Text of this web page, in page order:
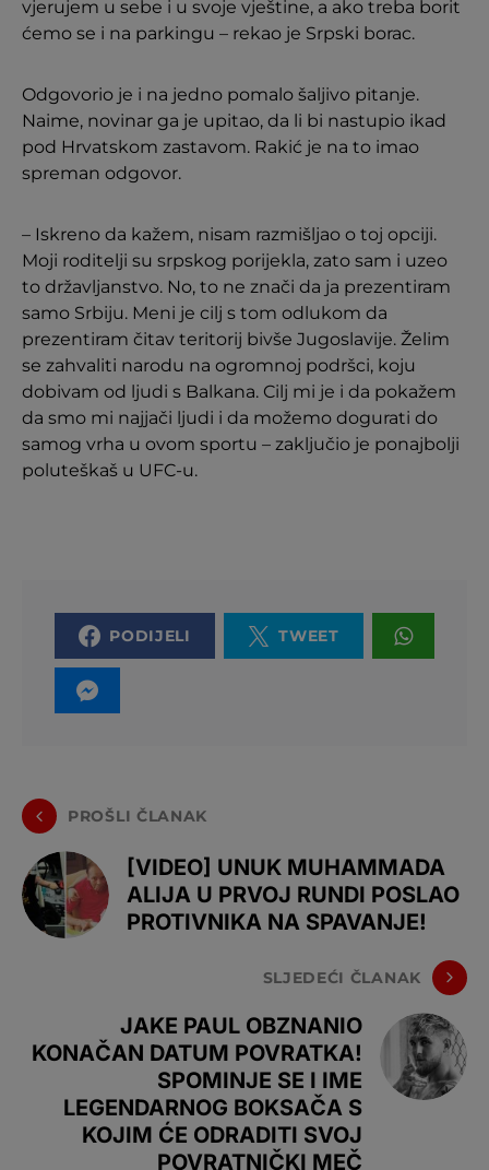
vjerujem u sebe i u svoje vještine, a ako treba borit
ćemo se i na parkingu – rekao je Srpski borac.
Odgovorio je i na jedno pomalo šaljivo pitanje.
Naime, novinar ga je upitao, da li bi nastupio ikad
pod Hrvatskom zastavom. Rakić je na to imao
spreman odgovor.
– Iskreno da kažem, nisam razmišljao o toj opciji.
Moji roditelji su srpskog porijekla, zato sam i uzeo
to državljanstvo. No, to ne znači da ja prezentiram
samo Srbiju. Meni je cilj s tom odlukom da
prezentiram čitav teritorij bivše Jugoslavije. Želim
se zahvaliti narodu na ogromnoj podršci, koju
dobivam od ljudi s Balkana. Cilj mi je i da pokažem
da smo mi najjači ljudi i da možemo dogurati do
samog vrha u ovom sportu – zaključio je ponajbolji
poluteškaš u UFC-u.
PODIJELI TWEET
PROŠLI ČLANAK
[VIDEO] UNUK MUHAMMADA
ALIJA U PRVOJ RUNDI POSLAO
PROTIVNIKA NA SPAVANJE!
SLJEDEĆI ČLANAK
JAKE PAUL OBZNANIO
KONAČAN DATUM POVRATKA!
SPOMINJE SE I IME
LEGENDARNOG BOKSAČA S
KOJIM ĆE ODRADITI SVOJ
POVRATNIČKI MEČ